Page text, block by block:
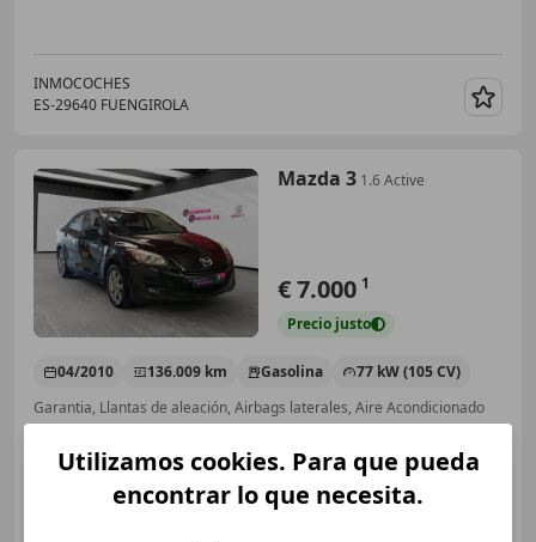
INMOCOCHES
ES-29640 FUENGIROLA
Mazda 3 1.6 Active
€ 7.000 1
Precio justo
04/2010 136.009 km Gasolina
77 kW (105 CV)
Garantia, Llantas de aleación, Airbags laterales, Aire Acondicionado
Utilizamos cookies. Para que pueda
encontrar lo que necesita.